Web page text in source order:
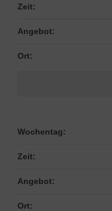
Zeit:
Angebot:
Ort:
Wochentag:
Zeit:
Angebot:
Ort: